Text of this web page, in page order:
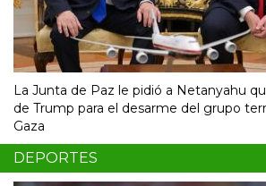
La Junta de Paz le pidió a Netanyahu
de Trump para el desarme del grupo
Gaza
DEPORTES